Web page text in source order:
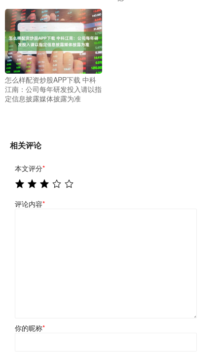
怎么样配资炒股APP下载 中科
江南：公司每年研发投入请以指
定信息披露媒体披露为准
相关评论
本文评分*
评论内容*
你的昵称*